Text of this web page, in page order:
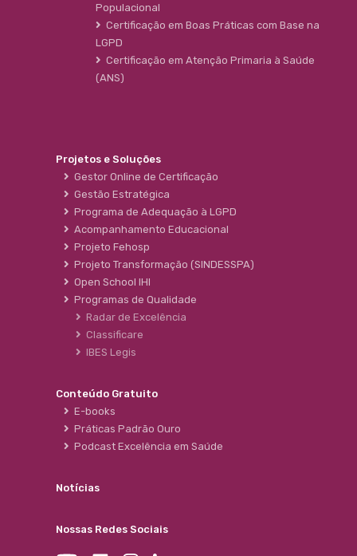
Populacional
Certificação em Boas Práticas com Base na
LGPD
Certificação em Atenção Primaria à Saúde
(ANS)
Projetos e Soluções
Gestor Online de Certificação
Gestão Estratégica
Programa de Adequação à LGPD
Acompanhamento Educacional
Projeto Fehosp
Projeto Transformação (SINDESSPA)
Open School IHI
Programas de Qualidade
Radar de Excelência
Classificare
IBES Legis
Conteúdo Gratuito
E-books
Práticas Padrão Ouro
Podcast Excelência em Saúde
Notícias
Nossas Redes Sociais